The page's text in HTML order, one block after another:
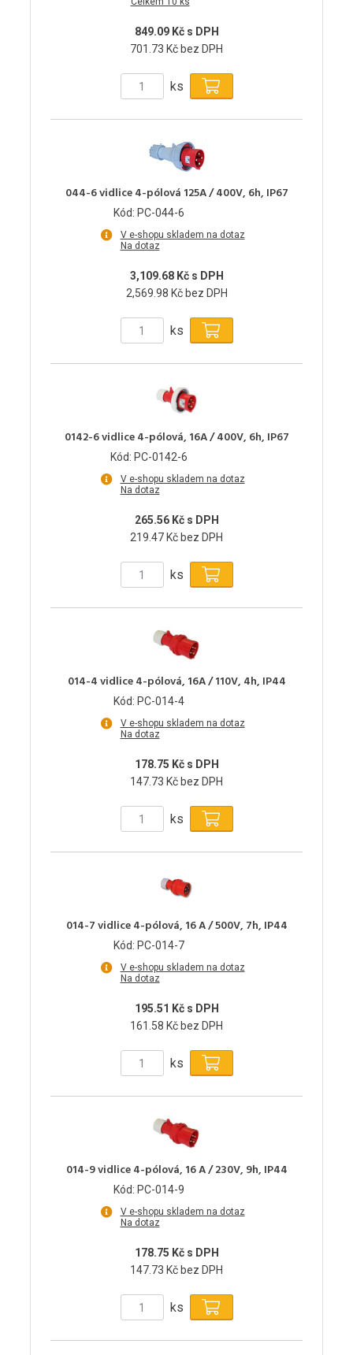
849.09 Kč s DPH
701.73 Kč bez DPH
ks
044-6 vidlice 4-pólová 125A / 400V, 6h, IP67
Kód: PC-044-6
V e-shopu skladem na dotaz
Na dotaz
3,109.68 Kč s DPH
2,569.98 Kč bez DPH
ks
0142-6 vidlice 4-pólová, 16A / 400V, 6h, IP67
Kód: PC-0142-6
V e-shopu skladem na dotaz
Na dotaz
265.56 Kč s DPH
219.47 Kč bez DPH
ks
014-4 vidlice 4-pólová, 16A / 110V, 4h, IP44
Kód: PC-014-4
V e-shopu skladem na dotaz
Na dotaz
178.75 Kč s DPH
147.73 Kč bez DPH
ks
014-7 vidlice 4-pólová, 16 A / 500V, 7h, IP44
Kód: PC-014-7
V e-shopu skladem na dotaz
Na dotaz
195.51 Kč s DPH
161.58 Kč bez DPH
ks
014-9 vidlice 4-pólová, 16 A / 230V, 9h, IP44
Kód: PC-014-9
V e-shopu skladem na dotaz
Na dotaz
178.75 Kč s DPH
147.73 Kč bez DPH
ks